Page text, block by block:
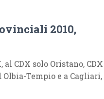
2010,
CDX solo Oristano, CDX
Tempio e a Cagliari,